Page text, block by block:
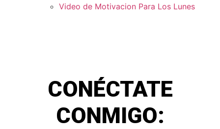
Video de Motivacion Para Los Lunes
CONÉCTATE
CONMIGO: